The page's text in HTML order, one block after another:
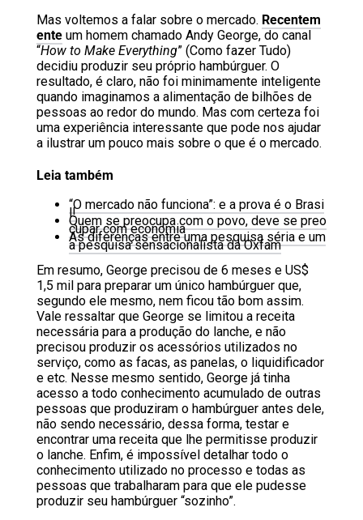
Mas voltemos a falar sobre o mercado. Recentem
enteum homem chamado Andy George, do canal
“How to Make Everything” (Como fazer Tudo)
decidiu produzir seu próprio hambúrguer. O
resultado, é claro, não foi minimamente inteligente
quando imaginamos a alimentação de bilhões de
pessoas ao redor do mundo. Mas com certeza foi
uma experiência interessante que pode nos ajudar
a ilustrar um pouco mais sobre o que é o mercado.
Leia também
“O mercado não funciona”: e a prova é o Brasi
l!
Quem se preocupa com o povo, deve se preo
cupar com economia
As diferenças entre uma pesquisa séria e um
a pesquisa sensacionalista da Oxfam
Em resumo, George precisou de 6 meses e US$
1,5 mil para preparar um único hambúrguer que,
segundo ele mesmo, nem ficou tão bom assim.
Vale ressaltar que George se limitou a receita
necessária para a produção do lanche, e não
precisou produzir os acessórios utilizados no
serviço, como as facas, as panelas, o liquidificador
e etc. Nesse mesmo sentido, George já tinha
acesso a todo conhecimento acumulado de outras
pessoas que produziram o hambúrguer antes dele,
não sendo necessário, dessa forma, testar e
encontrar uma receita que lhe permitisse produzir
o lanche. Enfim, é impossível detalhar todo o
conhecimento utilizado no processo e todas as
pessoas que trabalharam para que ele pudesse
produzir seu hambúrguer “sozinho”.